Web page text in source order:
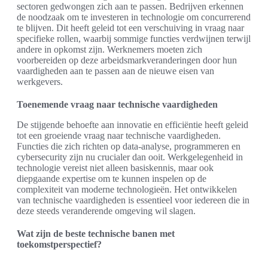
sectoren gedwongen zich aan te passen. Bedrijven erkennen
de noodzaak om te investeren in technologie om concurrerend
te blijven. Dit heeft geleid tot een verschuiving in vraag naar
specifieke rollen, waarbij sommige functies verdwijnen terwijl
andere in opkomst zijn. Werknemers moeten zich
voorbereiden op deze arbeidsmarkveranderingen door hun
vaardigheden aan te passen aan de nieuwe eisen van
werkgevers.
Toenemende vraag naar technische vaardigheden
De stijgende behoefte aan innovatie en efficiëntie heeft geleid
tot een groeiende vraag naar technische vaardigheden.
Functies die zich richten op data-analyse, programmeren en
cybersecurity zijn nu crucialer dan ooit. Werkgelegenheid in
technologie vereist niet alleen basiskennis, maar ook
diepgaande expertise om te kunnen inspelen op de
complexiteit van moderne technologieën. Het ontwikkelen
van technische vaardigheden is essentieel voor iedereen die in
deze steeds veranderende omgeving wil slagen.
Wat zijn de beste technische banen met
toekomstperspectief?